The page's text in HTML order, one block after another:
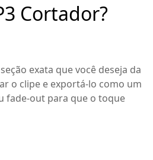
Cortador?
exata que você deseja da
o clipe e exportá-lo como um
fade-out para que o toque